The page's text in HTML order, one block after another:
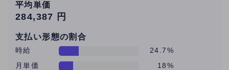
平均単価
284,387 円
支払い形態の割合
時給
24.7%
月単価
18%